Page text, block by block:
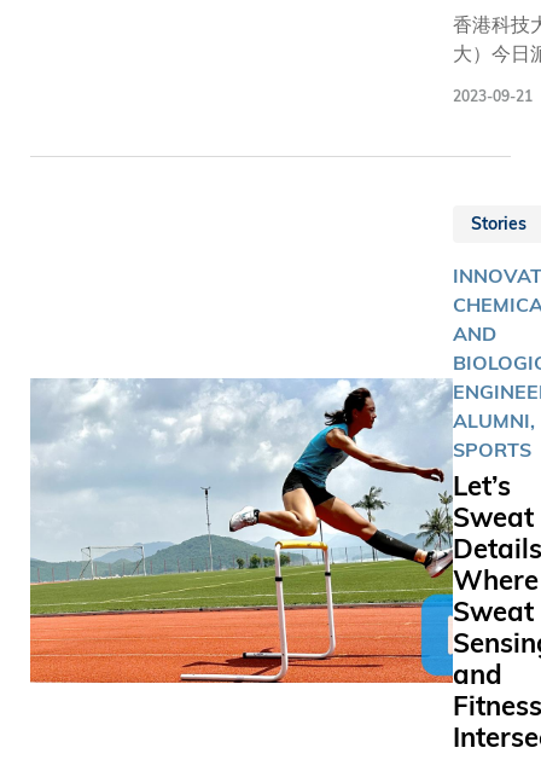
hands-
tracking
designed
living in
香港科技
大）今日
特別行
調安排，
大學生義
多個來自
欖球、射
等大學校
員，本周
由中聯辦
部處長方
培訓活動
日中午正
往杭州，
本周六揭
19屆亞洲
大學生和
以運動員
本屆亞運
2023-09-21
Stories
AND
ALUMNI,
SPORTS
Let’s
Sweat
Where
Sweat
and
Fitness